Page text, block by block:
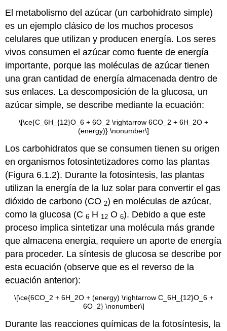
El metabolismo del azúcar (un carbohidrato simple)
es un ejemplo clásico de los muchos procesos
celulares que utilizan y producen energía. Los seres
vivos consumen el azúcar como fuente de energía
importante, porque las moléculas de azúcar tienen
una gran cantidad de energía almacenada dentro de
sus enlaces. La descomposición de la glucosa, un
azúcar simple, se describe mediante la ecuación:
\[\ce{C_6H_{12}O_6 + 6O_2 \rightarrow 6CO_2 + 6H_2O +
(energy)} \nonumber\]
Los carbohidratos que se consumen tienen su origen
en organismos fotosintetizadores como las plantas
(Figura 6.1.2). Durante la fotosíntesis, las plantas
utilizan la energía de la luz solar para convertir el gas
dióxido de carbono (CO 2) en moléculas de azúcar,
como la glucosa (C6 H 12 O6). Debido a que este
proceso implica sintetizar una molécula más grande
que almacena energía, requiere un aporte de energía
para proceder. La síntesis de glucosa se describe por
esta ecuación (observe que es el reverso de la
ecuación anterior):
\[\ce{6CO_2 + 6H_2O + (energy) \rightarrow C_6H_{12}O_6 +
6O_2} \nonumber\]
Durante las reacciones químicas de la fotosíntesis, la